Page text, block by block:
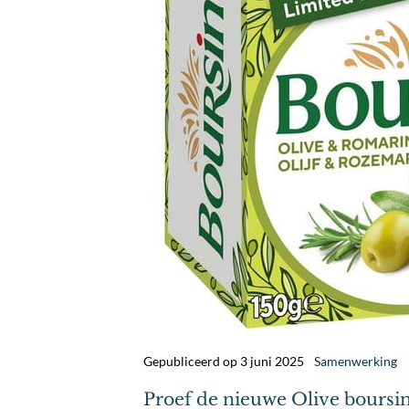
Gepubliceerd op 3 juni 2025 Samenwerking
Proef de nieuwe Olive